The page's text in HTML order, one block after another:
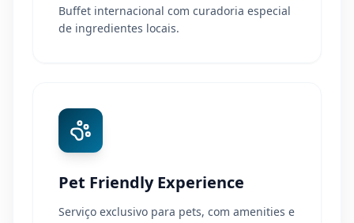
Buffet internacional com curadoria especial
de ingredientes locais.
Pet Friendly Experience
Serviço exclusivo para pets, com amenities e